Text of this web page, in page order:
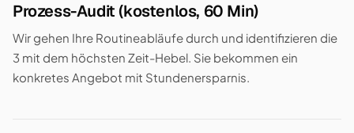
Prozess-Audit (kostenlos, 60 Min)
Wir gehen Ihre Routineabläufe durch und identifizieren die
3 mit dem höchsten Zeit-Hebel. Sie bekommen ein
konkretes Angebot mit Stundenersparnis.